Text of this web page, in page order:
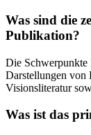
Was sind die
Publikation?
Die Schwerpunkte
Darstellungen von
Visionsliteratur
Was ist das